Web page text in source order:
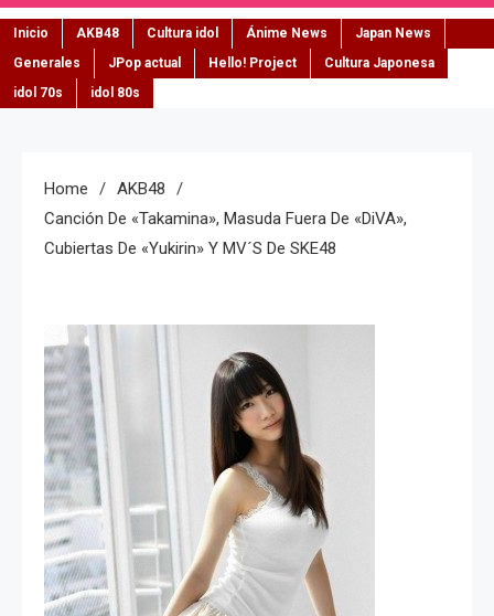
Inicio AKB48 Cultura idol Ánime News
Japan News
Generales
JPop actual Hello! Project
Cultura Japonesa
idol 70s
idol 80s
Home
AKB48
Canción De «Takamina», Masuda Fuera De «DiVA»,
Cubiertas De «Yukirin» Y MV´s De SKE48